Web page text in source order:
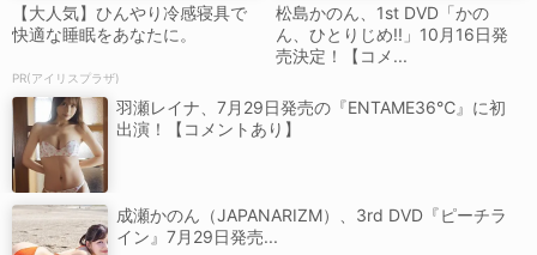
【大人気】ひんやり冷感寝具で
快適な睡眠をあなたに。
PR(アイリスプラザ)
松島かのん、1st DVD「かの
ん、ひとりじめ!!」10月16日発
売決定！【コメ...
羽瀬レイナ、7月29日発売の『ENTAME36℃』に初
出演！【コメントあり】
成瀬かのん（JAPANARIZM）、3rd DVD『ピーチラ
イン』7月29日発売...